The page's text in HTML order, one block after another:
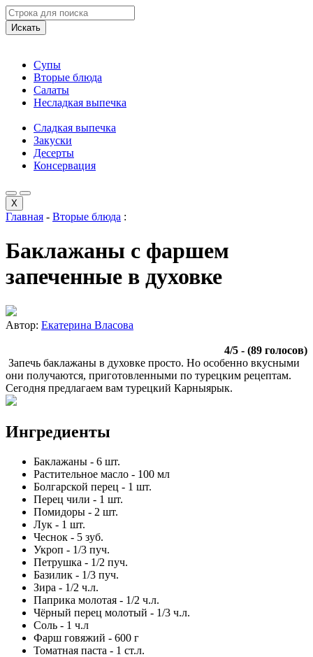
Искать
Супы
Вторые блюда
Салаты
Несладкая выпечка
Сладкая выпечка
Закуски
Десерты
Консервация
X
Главная - Вторые блюда :
Баклажаны с фаршем
запеченные в духовке
Автор: Екатерина Власова
4/5 - (89 голосов)
Запечь баклажаны в духовке просто. Но особенно вкусными
они получаются, приготовленными по турецким рецептам.
Сегодня предлагаем вам турецкий Карныярык.
Ингредиенты
Баклажаны - 6 шт.
Растительное масло - 100 мл
Болгарской перец - 1 шт.
Перец чили - 1 шт.
Помидоры - 2 шт.
Лук - 1 шт.
Чеснок - 5 зуб.
Укроп - 1/3 пуч.
Петрушка - 1/2 пуч.
Базилик - 1/3 пуч.
Зира - 1/2 ч.л.
Паприка молотая - 1/2 ч.л.
Чёрный перец молотый - 1/3 ч.л.
Соль - 1 ч.л
Фарш говяжий - 600 г
Томатная паста - 1 ст.л.